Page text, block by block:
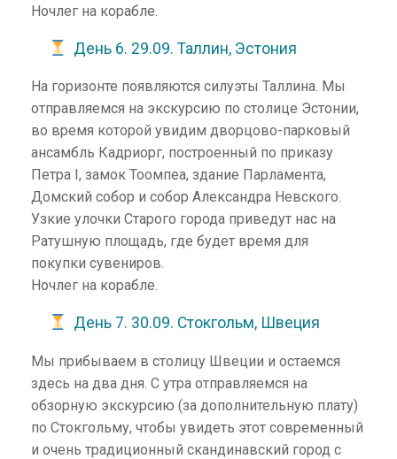
Ночлег на корабле.
День 6. 29.09. Таллин, Эстония
На горизонте появляются силуэты Таллина. Мы
отправляемся на экскурсию по столице Эстонии,
во время которой увидим дворцово-парковый
ансамбль Кадриорг, построенный по приказу
Петра I, замок Тоомпеа, здание Парламента,
Домский собор и собор Александра Невского.
Узкие улочки Старого города приведут нас на
Ратушную площадь, где будет время для
покупки сувениров.
Ночлег на корабле.
День 7. 30.09. Стокгольм, Швеция
Мы прибываем в столицу Швеции и остаемся
здесь на два дня. С утра отправляемся на
обзорную экскурсию (за дополнительную плату)
по Стокгольму, чтобы увидеть этот современный
и очень традиционный скандинавский город с